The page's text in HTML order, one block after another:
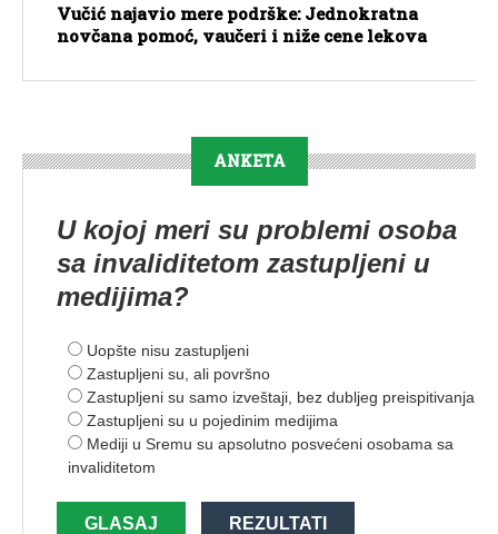
Vučić najavio mere podrške: Jednokratna
novčana pomoć, vaučeri i niže cene lekova
ANKETA
U kojoj meri su problemi osoba
sa invaliditetom zastupljeni u
medijima?
Uopšte nisu zastupljeni
Zastupljeni su, ali površno
Zastupljeni su samo izveštaji, bez dubljeg preispitivanja
Zastupljeni su u pojedinim medijima
Mediji u Sremu su apsolutno posvećeni osobama sa
invaliditetom
GLASAJ REZULTATI